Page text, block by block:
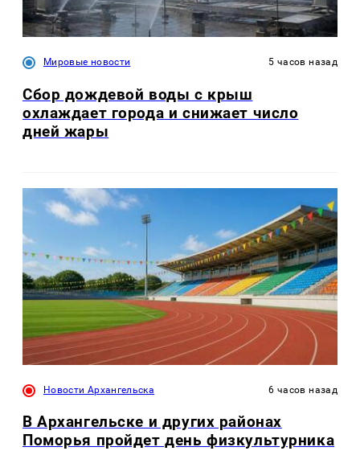
Мировые новости 5 часов назад
Сбор дождевой воды с крыш
охлаждает города и снижает число
дней жары
Новости Архангельска 6 часов назад
В Архангельске и других районах
Поморья пройдет день физкультурника